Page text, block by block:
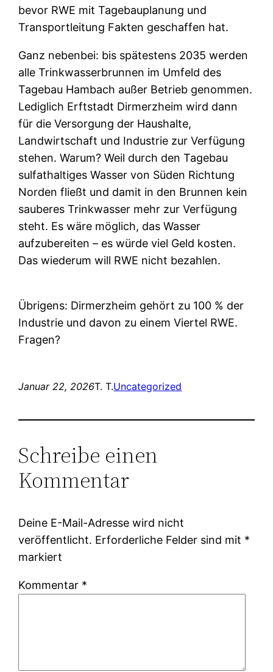
bevor RWE mit Tagebauplanung und
Transportleitung Fakten geschaffen hat.
Ganz nebenbei: bis spätestens 2035 werden
alle Trinkwasserbrunnen im Umfeld des
Tagebau Hambach außer Betrieb genommen.
Lediglich Erftstadt Dirmerzheim wird dann
für die Versorgung der Haushalte,
Landwirtschaft und Industrie zur Verfügung
stehen. Warum? Weil durch den Tagebau
sulfathaltiges Wasser von Süden Richtung
Norden fließt und damit in den Brunnen kein
sauberes Trinkwasser mehr zur Verfügung
steht. Es wäre möglich, das Wasser
aufzubereiten – es würde viel Geld kosten.
Das wiederum will RWE nicht bezahlen.
Übrigens: Dirmerzheim gehört zu 100 % der
Industrie und davon zu einem Viertel RWE.
Fragen?
Januar 22, 2026T. T.Uncategorized
Schreibe einen
Kommentar
Deine E-Mail-Adresse wird nicht
veröffentlicht. Erforderliche Felder sind mit *
markiert
Kommentar *